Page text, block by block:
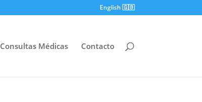
English 🇬🇧
Consultas Médicas Contacto